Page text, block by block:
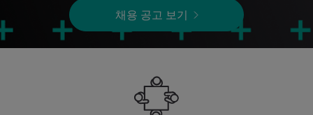
채용 공고 보기